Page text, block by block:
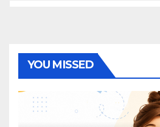
YOU MISSED